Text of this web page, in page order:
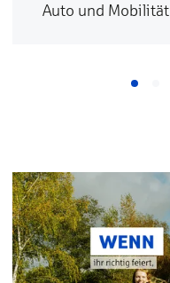
Auto und Mobilität